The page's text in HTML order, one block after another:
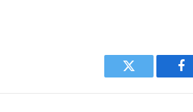
Twitter